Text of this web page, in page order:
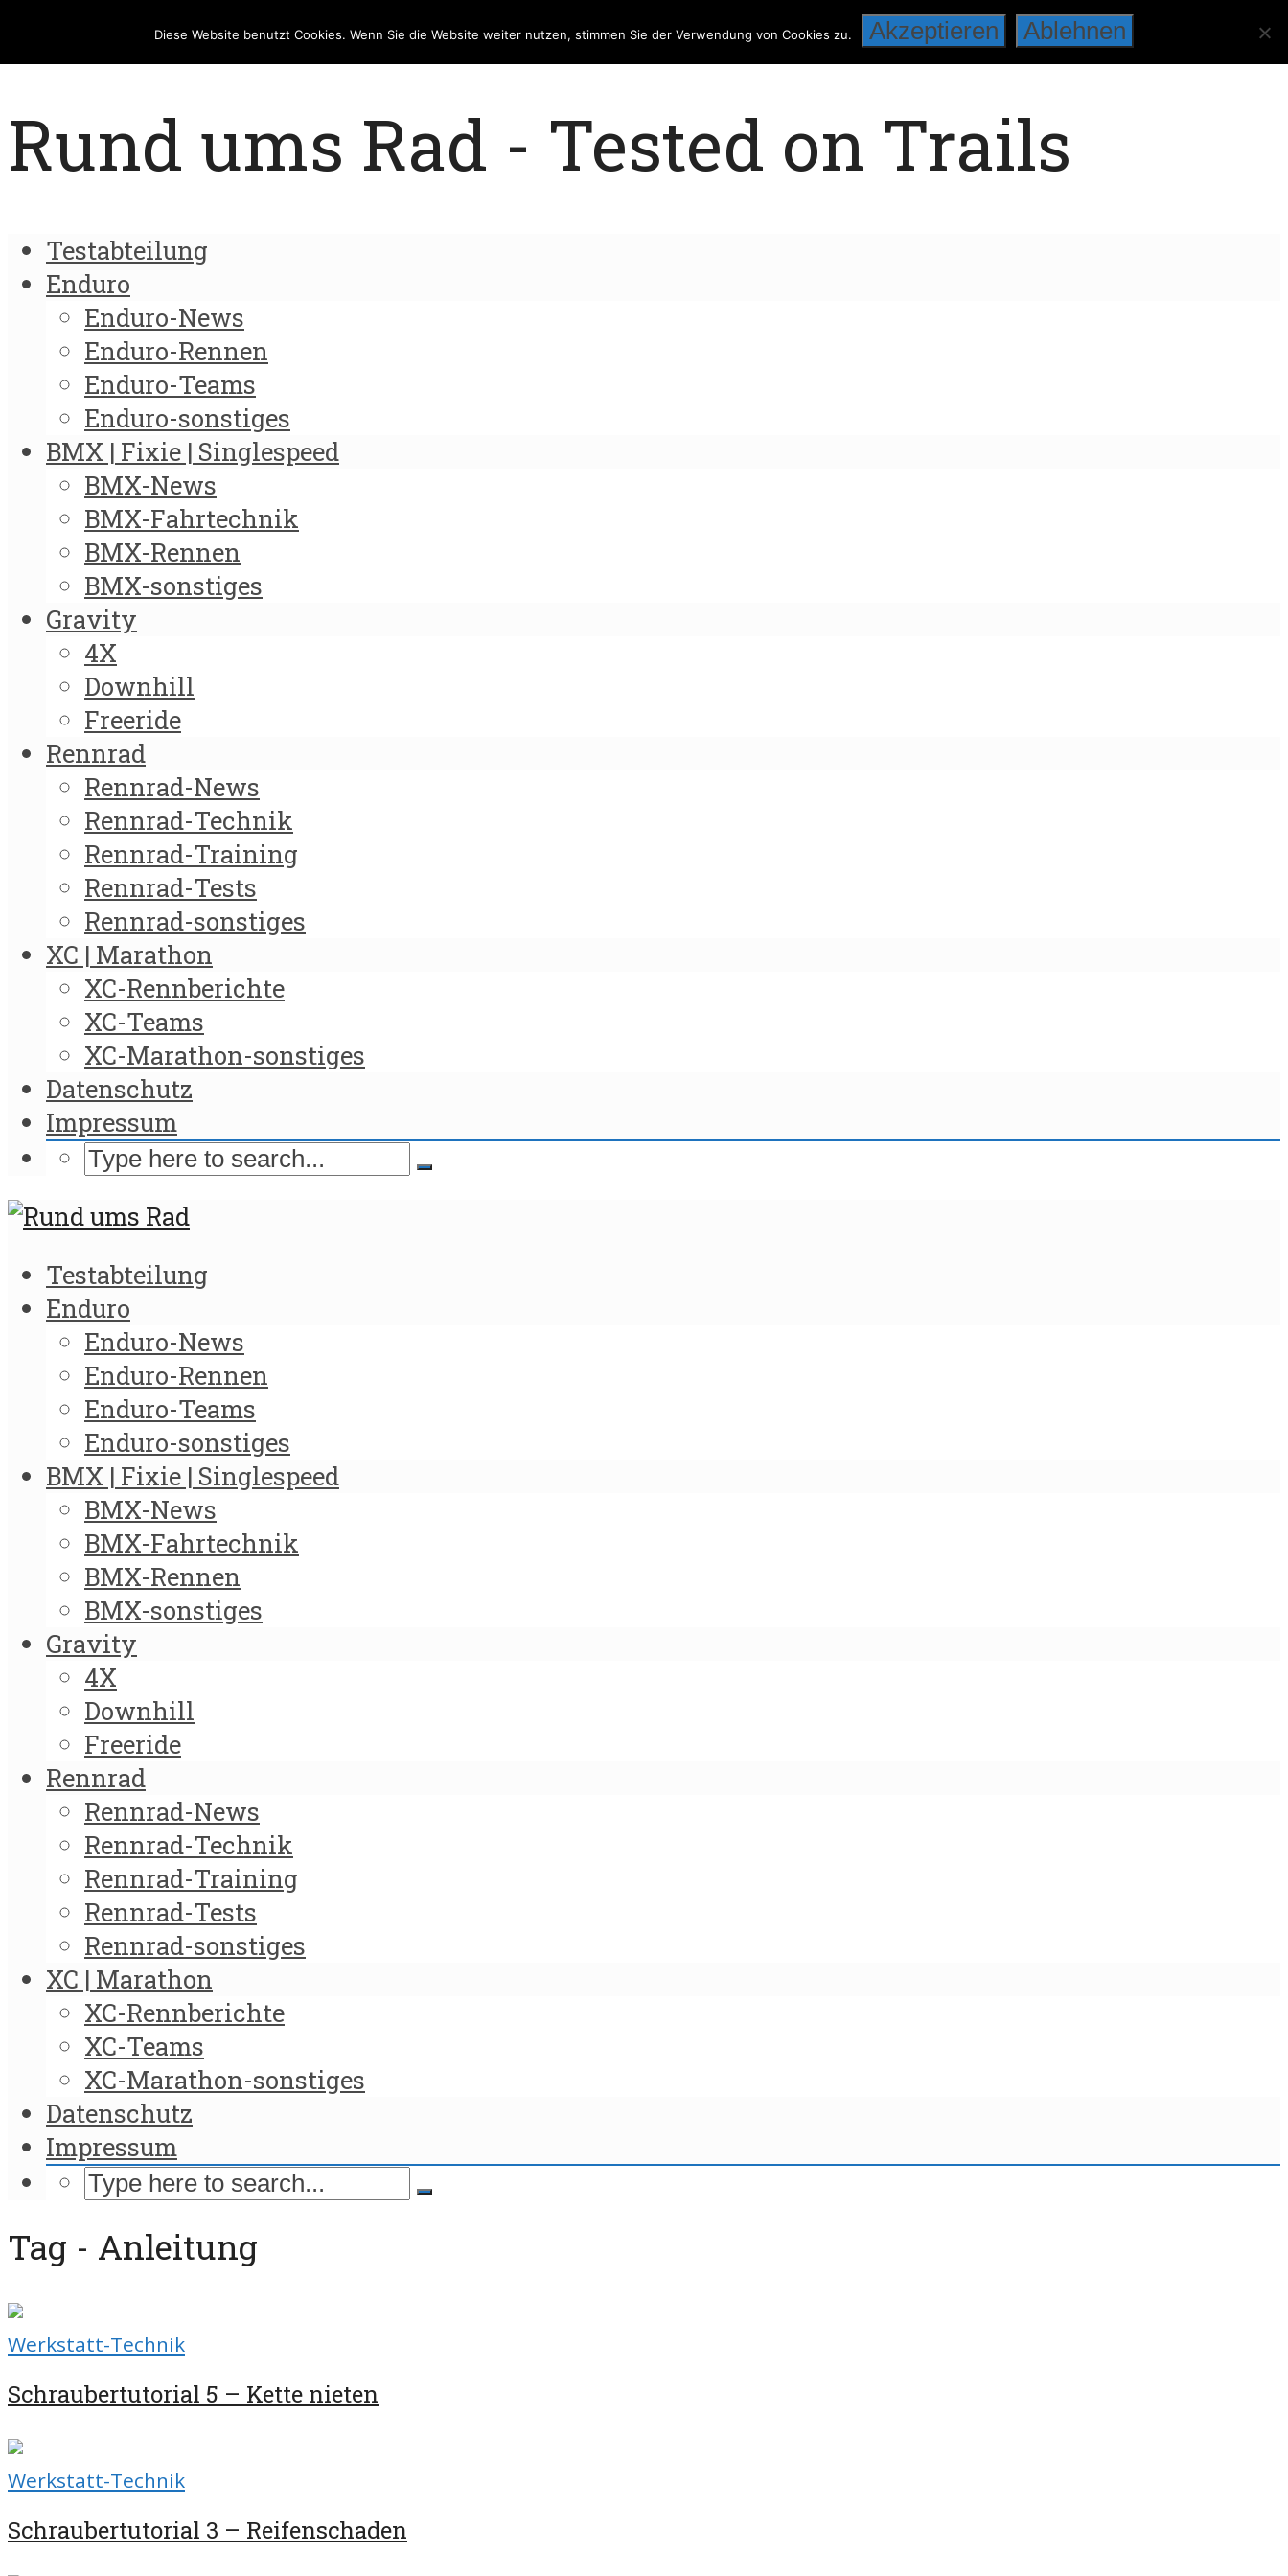
Rund ums Rad - Tested on Trails
Testabteilung
Enduro
Enduro-News
Enduro-Rennen
Enduro-Teams
Enduro-sonstiges
BMX | Fixie | Singlespeed
BMX-News
BMX-Fahrtechnik
BMX-Rennen
BMX-sonstiges
Gravity
4X
Downhill
Freeride
Rennrad
Rennrad-News
Rennrad-Technik
Rennrad-Training
Rennrad-Tests
Rennrad-sonstiges
XC | Marathon
XC-Rennberichte
XC-Teams
XC-Marathon-sonstiges
Datenschutz
Impressum
Testabteilung
Enduro
Enduro-News
Enduro-Rennen
Enduro-Teams
Enduro-sonstiges
BMX | Fixie | Singlespeed
BMX-News
BMX-Fahrtechnik
BMX-Rennen
BMX-sonstiges
Gravity
4X
Downhill
Freeride
Rennrad
Rennrad-News
Rennrad-Technik
Rennrad-Training
Rennrad-Tests
Rennrad-sonstiges
XC | Marathon
XC-Rennberichte
XC-Teams
XC-Marathon-sonstiges
Datenschutz
Impressum
Tag - Anleitung
Werkstatt-Technik
Schraubertutorial 5 – Kette nieten
Werkstatt-Technik
Schraubertutorial 3 – Reifenschaden
Diese Website benutzt Cookies. Wenn Sie die Website weiter nutzen, stimmen Sie der Verwendung von Cookies zu. Akzeptieren Ablehnen